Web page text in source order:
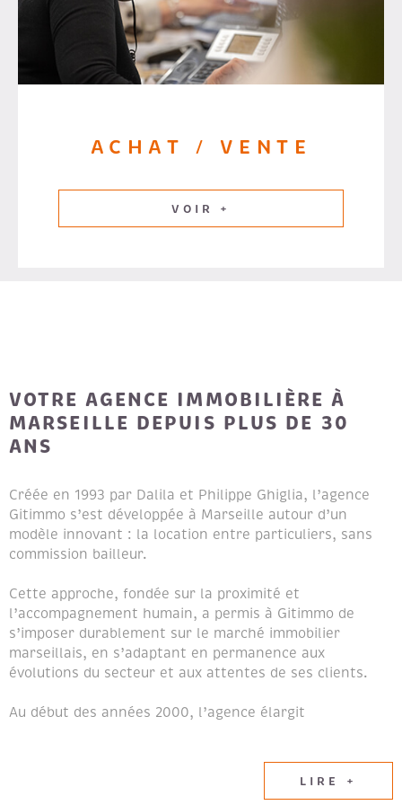
ACHAT / VENTE
VOIR +
VOTRE AGENCE IMMOBILIÈRE À
MARSEILLE DEPUIS PLUS DE 30
ANS
Créée en 1993 par Dalila et Philippe Ghiglia, l’agence
Gitimmo s’est développée à Marseille autour d’un
modèle innovant : la location entre particuliers, sans
commission bailleur.
Cette approche, fondée sur la proximité et
l’accompagnement humain, a permis à Gitimmo de
s’imposer durablement sur le marché immobilier
marseillais, en s’adaptant en permanence aux
évolutions du secteur et aux attentes de ses clients.
Au début des années 2000, l’agence élargit
LIRE +